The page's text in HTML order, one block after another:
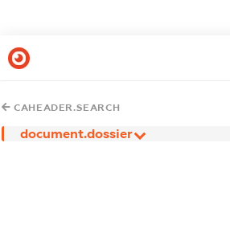
CAHEADER.SEARCH
document.dossier